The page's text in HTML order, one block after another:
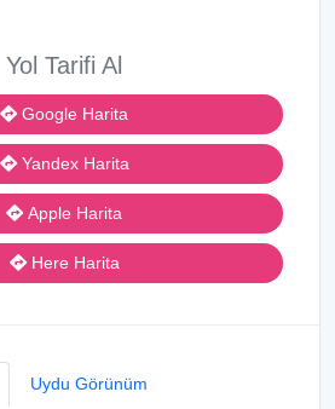
Yol Tarifi Al
Google Harita
Yandex Harita
Apple Harita
Here Harita
Uydu Görünüm